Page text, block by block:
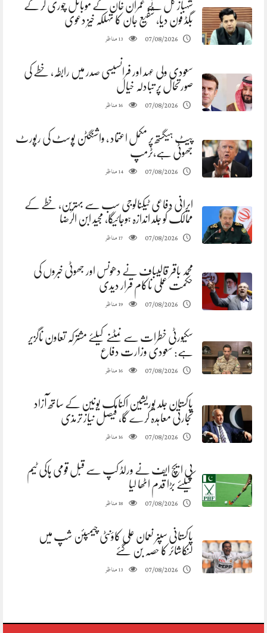
شہباز گل نے عمران خان کے موبائل چوری کر کے
بگڈ فون دیا، شفیع جان کا تہلکہ خیز دعوی
07/08/2026
13مناظر
سعودی ولی عہد اور فرانسیسی صدر میں رابطہ، خطے کی
صورتحال پر تبادلہ خیال
07/08/2026
16مناظر
پیٹ ہیگستھ پر مکمل اعتماد ، واشنگٹن پوسٹ کی رپورٹ
جھوٹی ہے،ٹرمپ
07/08/2026
14مناظر
ایرانی دفاعی ٹیکنالوجی سب سے بہترین، خطے کے
ممالک کو جلد اندازہ ہوجائیگا، مجید ابن الرضا
07/08/2026
17مناظر
محمد باقر قالیباف نے دھونس اور جھوٹی خبروں کی
حکمت عملی ناکام قرار دیدی
07/08/2026
19مناظر
سکیورٹی خطرات سے نمٹنے کیلئے مشترکہ تعاون ناگزیر
ہے: سعودی وزارت دفاع
07/08/2026
16مناظر
پاکستان جلد یوریشین اکنامک یونین کے ساتھ آزاد
تجارتی معاہدہ کرے گا، فیصل نیاز ترمذی
07/08/2026
16مناظر
پی ایچ ایف نے ورلڈ کپ سے قبل قومی ہاکی ٹیم
کیلئے بڑا قدم اٹھا لیا
07/08/2026
18مناظر
پاکستانی سپنر نعمان علی کاؤنٹی چیمپئن شپ میں
لنکاشائر کا حصہ بن گئے
07/08/2026
13مناظر